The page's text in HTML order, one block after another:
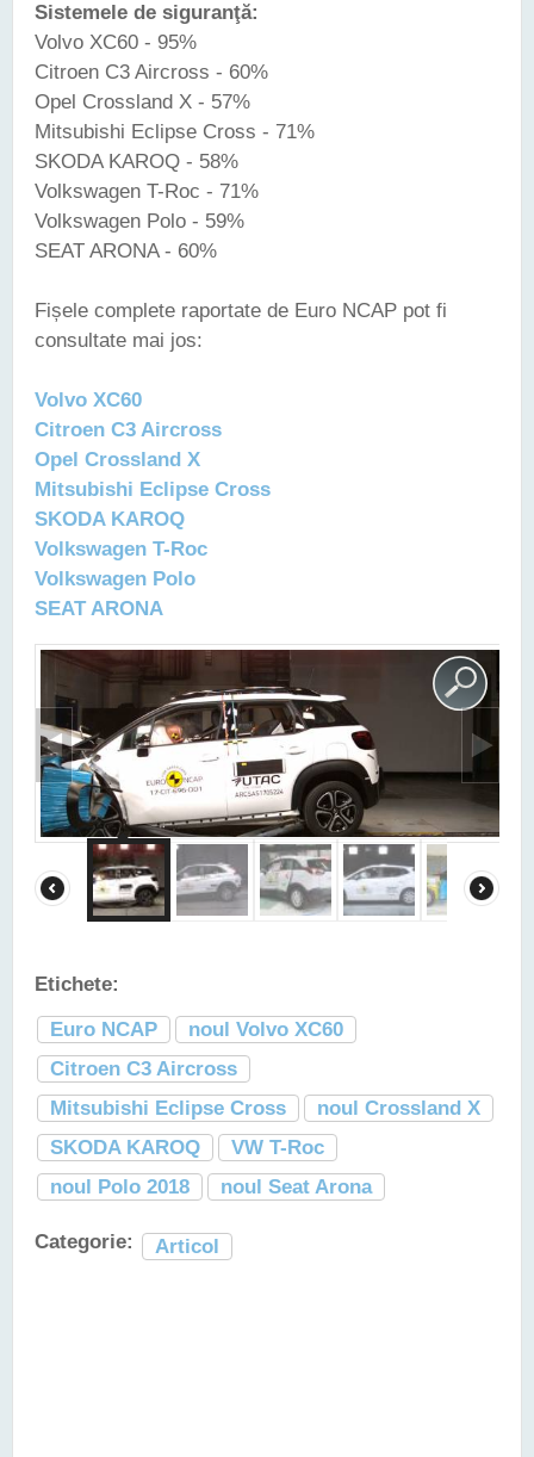
Sistemele de siguranţă:
Volvo XC60 - 95%
Citroen C3 Aircross - 60%
Opel Crossland X - 57%
Mitsubishi Eclipse Cross - 71%
SKODA KAROQ - 58%
Volkswagen T-Roc - 71%
Volkswagen Polo - 59%
SEAT ARONA - 60%
Fișele complete raportate de Euro NCAP pot fi
consultate mai jos:
Volvo XC60
Citroen C3 Aircross
Opel Crossland X
Mitsubishi Eclipse Cross
SKODA KAROQ
Volkswagen T-Roc
Volkswagen Polo
SEAT ARONA
Etichete:
Euro NCAP
noul Volvo XC60
Citroen C3 Aircross
Mitsubishi Eclipse Cross
noul Crossland X
SKODA KAROQ
VW T-Roc
noul Polo 2018
noul Seat Arona
Categorie: Articol